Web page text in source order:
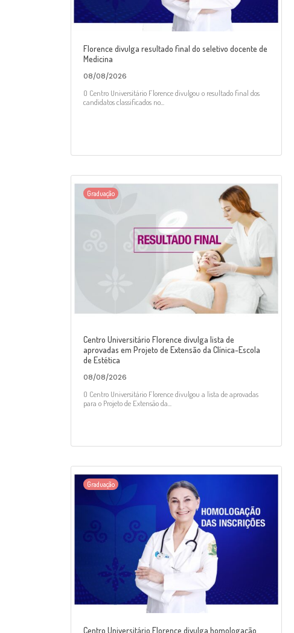
Florence divulga resultado final do seletivo docente de
Medicina
08/08/2026
O Centro Universitário Florence divulgou o resultado final dos
candidatos classificados no...
Graduação
Centro Universitário Florence divulga lista de
aprovadas em Projeto de Extensão da Clínica-Escola
de Estética
08/08/2026
O Centro Universitário Florence divulgou a lista de aprovadas
para o Projeto de Extensão da...
Graduação
Centro Universitário Florence divulga homologação